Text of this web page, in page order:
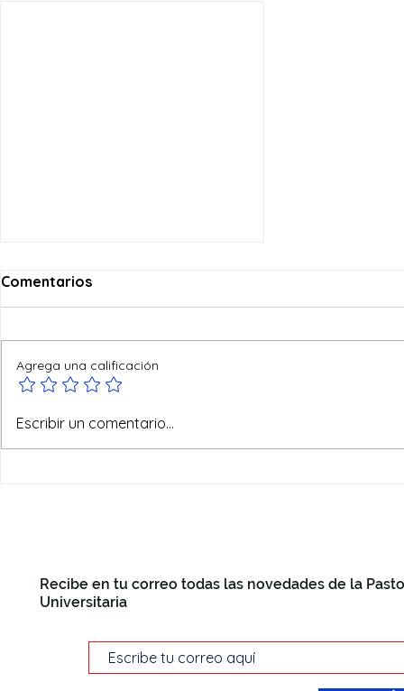
Ofertas de verano
Comentarios
Agrega una calificación
Escribir un comentario...
Recibe en tu correo todas las novedades de la
Universitaria